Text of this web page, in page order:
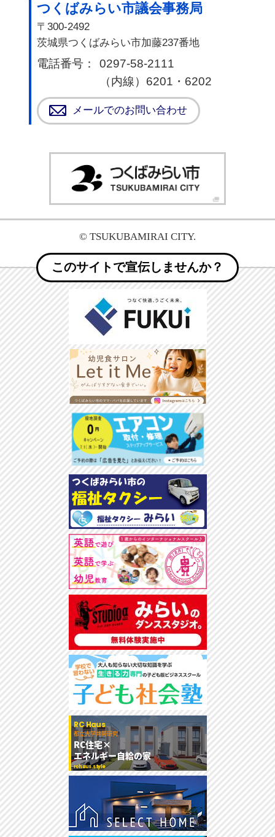
『みらいのとびら』第80号の乱丁・落丁に関するお
詫びとお知らせ
2026年4月1日
閉会中の委員会開催予定について（4月）
2026年2月27日
令和8年第1回つくばみらい市議会定例会のお知らせ
2026年2月25日
正副議長が決まりました
つくばみらい市議会事務局
〒300-2492
茨城県つくばみらい市加藤237番地
電話番号：
0297-58-2111
（内線）6201・6202
メールでのお問い合わせ
© TSUKUBAMIRAI CITY.
このサイトで宣伝しませんか？